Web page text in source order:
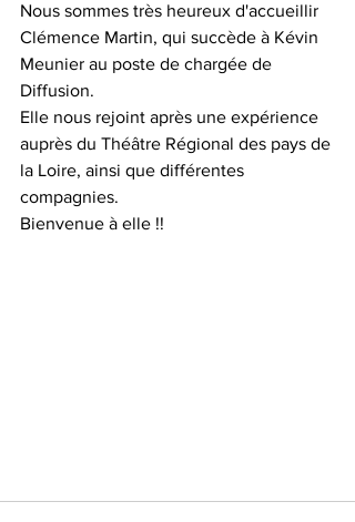
Nous sommes très heureux d'accueillir
Clémence Martin, qui succède à Kévin
Meunier au poste de chargée de
Diffusion.
Elle nous rejoint après une expérience
auprès du Théâtre Régional des pays de
la Loire, ainsi que différentes
compagnies.
Bienvenue à elle !!